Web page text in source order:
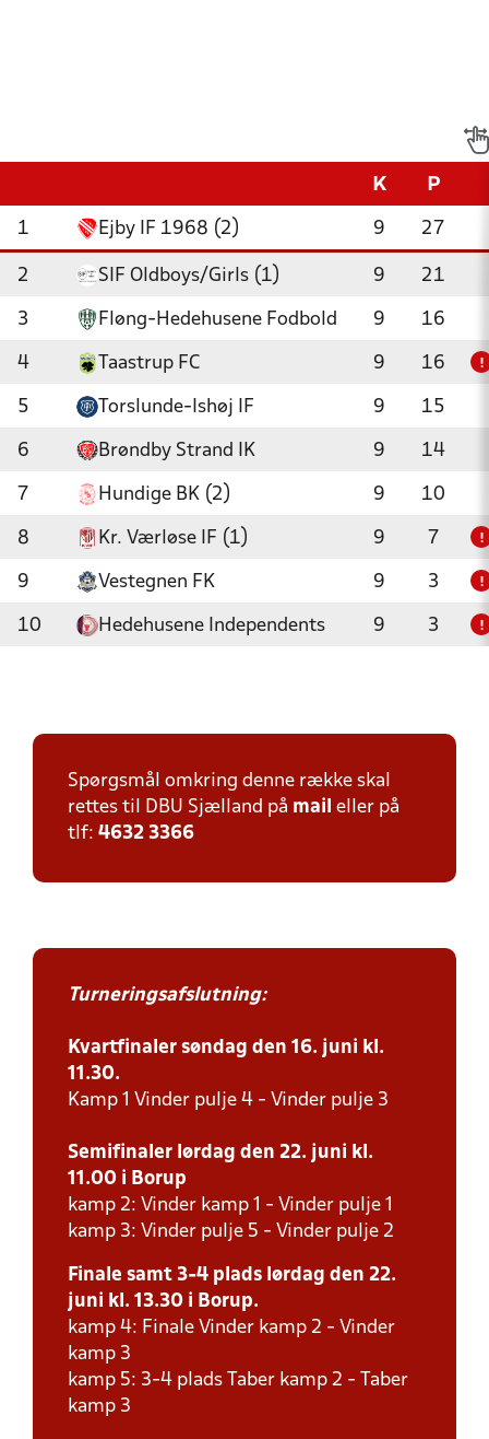
K P
1 Ejby IF 1968 (2) 9 27
2 SIF Oldboys/Girls (1) 9 21
3 Fløng-Hedehusene Fodbold 9 16
4 Taastrup FC 9 16 !
5 Torslunde-Ishøj IF 9 15
6 Brøndby Strand IK 9 14
7 Hundige BK (2) 9 10
8 Kr. Værløse IF (1) 9 7 !
9 Vestegnen FK 9 3 !
10 Hedehusene Independents 9 3 !
Spørgsmål omkring denne række skal
rettes til DBU Sjælland på mail eller på
tlf: 4632 3366
Turneringsafslutning:
Kvartfinaler søndag den 16. juni kl.
11.30.
Kamp 1 Vinder pulje 4 - Vinder pulje 3
Semifinaler lørdag den 22. juni kl.
11.00 i Borup
kamp 2: Vinder kamp 1 - Vinder pulje 1
kamp 3: Vinder pulje 5 - Vinder pulje 2
Finale samt 3-4 plads lørdag den 22.
juni kl. 13.30 i Borup.
kamp 4: Finale Vinder kamp 2 - Vinder
kamp 3
kamp 5: 3-4 plads Taber kamp 2 - Taber
kamp 3